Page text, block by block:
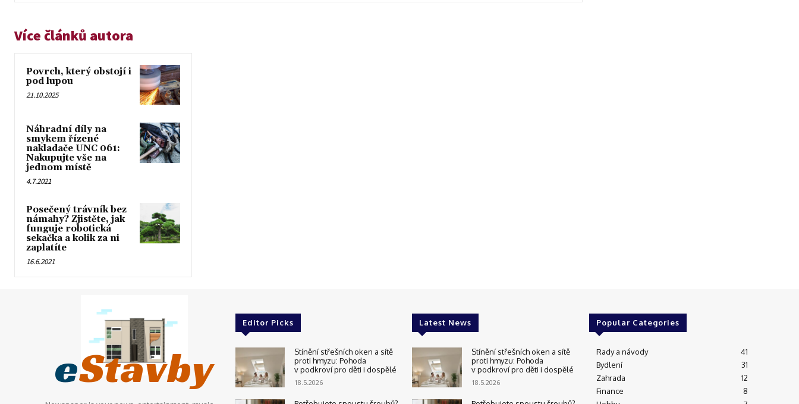
Více článků autora
Povrch, který obstojí i
pod lupou
21.10.2025
Náhradní díly na
smykem řízené
nakladače UNC 061:
Nakupujte vše na
jednom místě
4.7.2021
Posečený trávník bez
námahy? Zjistěte, jak
funguje robotická
sekačka a kolik za ni
zaplatíte
16.6.2021
eStavby
Editor Picks
Stínění střešních oken a sítě
proti hmyzu: Pohoda
v podkroví pro děti i dospělé
18.5.2026
Latest News
Stínění střešních oken a sítě
proti hmyzu: Pohoda
v podkroví pro děti i dospělé
18.5.2026
Popular Categories
Rady a návody
41
Bydlení
31
Zahrada
12
Finance
8